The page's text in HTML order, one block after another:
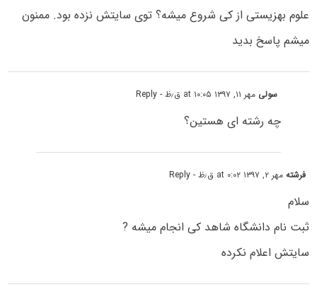
علوم بهزیستی از کی شروع میشه؟ توی سایتش نزده بود. ممنون
میشم پاسخ بدید
سولی مهر ۱۱, ۱۳۹۷ at ۱۰:۰۵ ق٫ظ - Reply
چه رشته ای هستین؟
فرشتهمهر ۲, ۱۳۹۷ at ۰:۰۲ ق٫ظ - Reply
سلام
ثبت نام دانشگاه شاهد کی انجام میشه ?
سایتش اعلام نکرده